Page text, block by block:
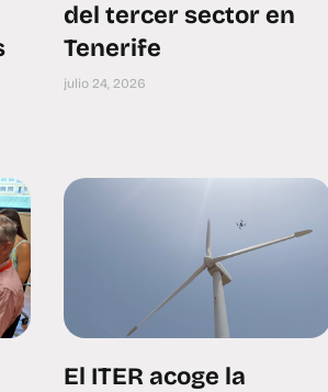
del tercer sector en
Tenerife
julio 24, 2026
El ITER acoge la